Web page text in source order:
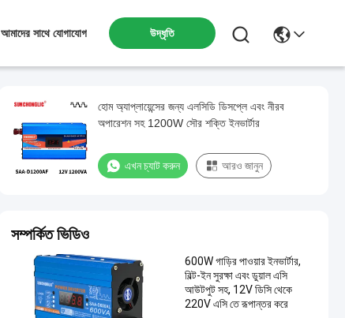
আমাদের সাথে যোগাযোগ উদ্ধৃতি
হোম অ্যাপ্লায়েন্সের জন্য এলসিডি ডিসপ্লে এবং নীরব
অপারেশন সহ 1200W সৌর শক্তি ইনভার্টার
এখন চ্যাট করুন আরও জানুন
সম্পর্কিত ভিডিও
600W গাড়ির পাওয়ার ইনভার্টার,
বিল্ট-ইন সুরক্ষা এবং ডুয়াল এসি
আউটপুট সহ, 12V ডিসি থেকে
220V এসি তে রূপান্তর করে